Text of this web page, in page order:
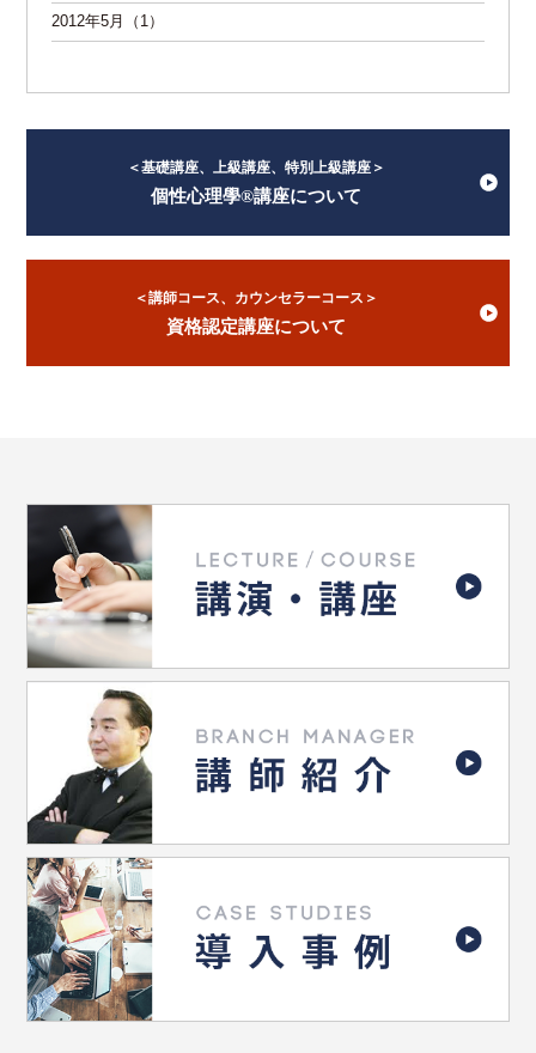
2012年5月（1）
＜基礎講座、上級講座、特別上級講座＞
個性心理學®講座について
＜講師コース、カウンセラーコース＞
資格認定講座について